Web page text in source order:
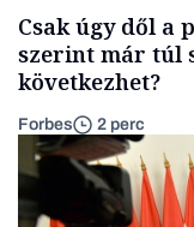
Csak úgy dől a
szerint már túl
következhet?
Forbes 2 perc